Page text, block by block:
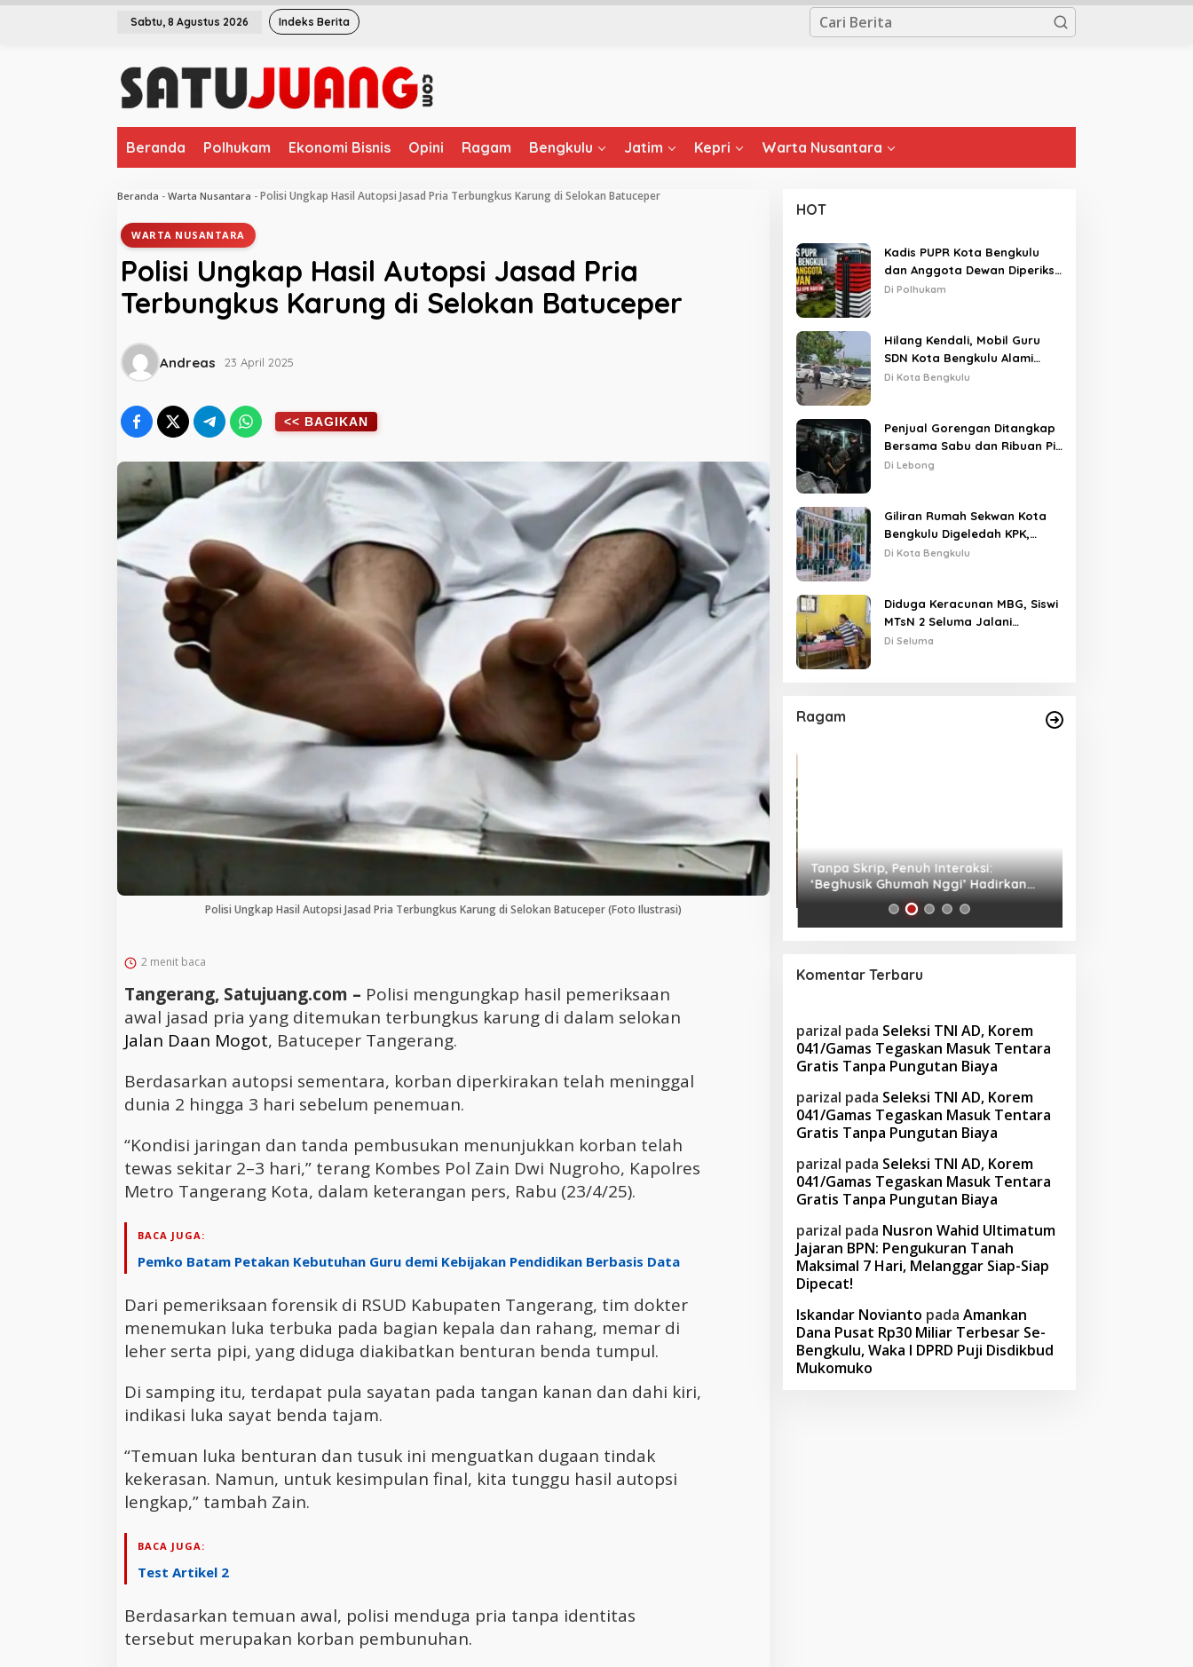
L
Sabtu, 8 Agustus 2026 Indeks Berita
Beranda Polhukam Ekonomi Bisnis Opini Ragam Bengkulu Jatim Kepri Warta Nusantara
Beranda - Warta Nusantara - Polisi Ungkap Hasil Autopsi Jasad Pria Terbungkus Karung di Selokan Batuceper
WARTA NUSANTARA
Polisi Ungkap Hasil Autopsi Jasad Pria
Terbungkus Karung di Selokan Batuceper
Andreas 23 April 2025
Polisi Ungkap Hasil Autopsi Jasad Pria Terbungkus Karung di Selokan Batuceper (Foto Ilustrasi)
2 menit baca
Tangerang, Satujuang.com – Polisi mengungkap hasil pemeriksaan
awal jasad pria yang ditemukan terbungkus karung di dalam selokan
Jalan Daan Mogot, Batuceper Tangerang.
Berdasarkan autopsi sementara, korban diperkirakan telah meninggal
dunia 2 hingga 3 hari sebelum penemuan.
“Kondisi jaringan dan tanda pembusukan menunjukkan korban telah
tewas sekitar 2–3 hari,” terang Kombes Pol Zain Dwi Nugroho, Kapolres
Metro Tangerang Kota, dalam keterangan pers, Rabu (23/4/25).
BACA JUGA:
Pemko Batam Petakan Kebutuhan Guru demi Kebijakan Pendidikan Berbasis Data
Dari pemeriksaan forensik di RSUD Kabupaten Tangerang, tim dokter
menemukan luka terbuka pada bagian kepala dan rahang, memar di
leher serta pipi, yang diduga diakibatkan benturan benda tumpul.
Di samping itu, terdapat pula sayatan pada tangan kanan dan dahi kiri,
indikasi luka sayat benda tajam.
“Temuan luka benturan dan tusuk ini menguatkan dugaan tindak
kekerasan. Namun, untuk kesimpulan final, kita tunggu hasil autopsi
lengkap,” tambah Zain.
BACA JUGA:
Test Artikel 2
Berdasarkan temuan awal, polisi menduga pria tanpa identitas
tersebut merupakan korban pembunuhan.
HOT
Kadis PUPR Kota Bengkulu
dan Anggota Dewan Diperiksa
KPK Hari Ini
Di Polhukam
Hilang Kendali, Mobil Guru
SDN Kota Bengkulu Alami
Tabrakan Beruntun di Lampu
Di Kota Bengkulu
Penjual Gorengan Ditangkap
Bersama Sabu dan Ribuan Pil,
Nama Oknum APH Disebut
Di Lebong
Giliran Rumah Sekwan Kota
Bengkulu Digeledah KPK,
Dikawal Polisi Bersenjata
Di Kota Bengkulu
Diduga Keracunan MBG, Siswi
MTsN 2 Seluma Jalani
Perawatan Intensif di RSUD
Di Seluma
Ragam
Cara Efektif Mengelola Waktu untuk
Produktivitas Maksimal
Tanpa Skrip, Penuh Interaksi:
‘Beghusik Ghumah Nggi’ Hadirkan
Ruang Digital Seperti Rumah Sendiri
Komentar Terbaru
parizal pada Seleksi TNI AD, Korem
041/Gamas Tegaskan Masuk Tentara
Gratis Tanpa Pungutan Biaya
parizal pada Seleksi TNI AD, Korem
041/Gamas Tegaskan Masuk Tentara
Gratis Tanpa Pungutan Biaya
parizal pada Seleksi TNI AD, Korem
041/Gamas Tegaskan Masuk Tentara
Gratis Tanpa Pungutan Biaya
parizal pada Nusron Wahid Ultimatum
Jajaran BPN: Pengukuran Tanah
Maksimal 7 Hari, Melanggar Siap-Siap
Dipecat!
Iskandar Novianto pada Amankan
Dana Pusat Rp30 Miliar Terbesar Se-
Bengkulu, Waka I DPRD Puji Disdikbud
Mukomuko